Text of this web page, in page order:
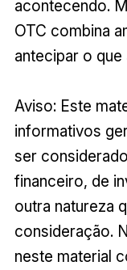
acontecendo.
OTC combina
antecipar o
Aviso: Este
informativos
ser
financeiro, de
outra natureza
consideração.
neste material